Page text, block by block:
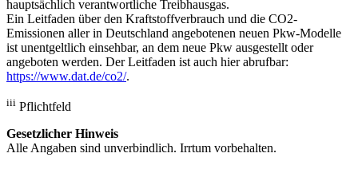
hauptsächlich verantwortliche Treibhausgas.
Ein Leitfaden über den Kraftstoffverbrauch und die CO2-
Emissionen aller in Deutschland angebotenen neuen Pkw-Modelle
ist unentgeltlich einsehbar, an dem neue Pkw ausgestellt oder
angeboten werden. Der Leitfaden ist auch hier abrufbar:
https://www.dat.de/co2/.
iii Pflichtfeld
Gesetzlicher Hinweis
Alle Angaben sind unverbindlich. Irrtum vorbehalten.